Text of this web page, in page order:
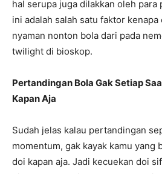
hal serupa juga dilakkan oleh para
ini adalah salah satu faktor
nyaman nonton bola dari pada
twilight di bioskop.
Pertandingan Bola Gak Setiap
Kapan Aja
Sudah jelas kalau pertandingan
momentum, gak kayak kamu yang
doi kapan aja. Jadi kecuekan doi